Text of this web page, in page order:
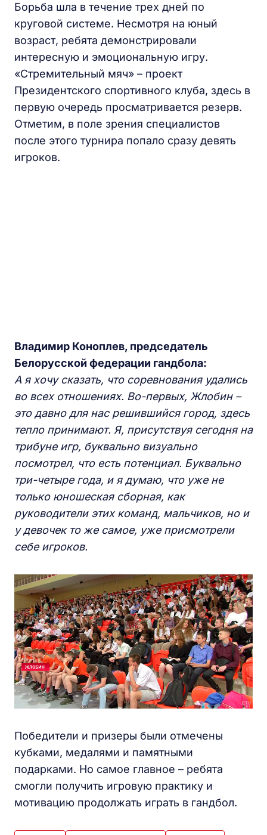
Борьба шла в течение трех дней по
круговой системе. Несмотря на юный
возраст, ребята демонстрировали
интересную и эмоциональную игру.
«Стремительный мяч» – проект
Президентского спортивного клуба, здесь в
первую очередь просматривается резерв.
Отметим, в поле зрения специалистов
после этого турнира попало сразу девять
игроков.
Владимир Коноплев, председатель
Белорусской федерации гандбола:
А я хочу сказать, что соревнования удались
во всех отношениях. Во-первых, Жлобин –
это давно для нас решившийся город, здесь
тепло принимают. Я, присутствуя сегодня на
трибуне игр, буквально визуально
посмотрел, что есть потенциал. Буквально
три-четыре года, и я думаю, что уже не
только юношеская сборная, как
руководители этих команд, мальчиков, но и
у девочек то же самое, уже присмотрели
себе игроков.
Победители и призеры были отмечены
кубками, медалями и памятными
подарками. Но самое главное – ребята
смогли получить игровую практику и
мотивацию продолжать играть в гандбол.